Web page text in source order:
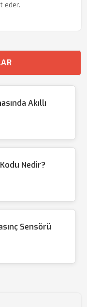
eder.
Akıllı
Nedir?
Sensörü